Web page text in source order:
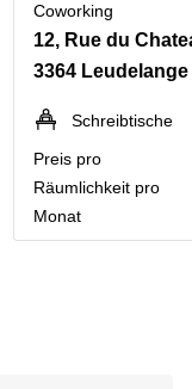
Coworking
12, Rue du
3364 Leudelange
Schreibtische
Preis pro
Räumlichkeit pro
Monat